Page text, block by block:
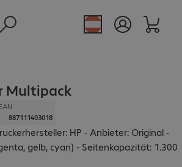
Multipack
EAN
887111403018
HP - Anbieter: Original -
gelb, cyan) - Seitenkapazität: 1.300